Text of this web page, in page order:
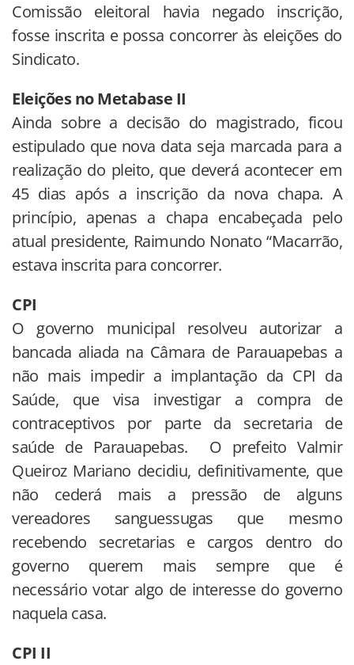
Comissão eleitoral havia negado inscrição,
fosse inscrita e possa concorrer às eleições do
Sindicato.
Eleições no Metabase II
Ainda sobre a decisão do magistrado, ficou
estipulado que nova data seja marcada para a
realização do pleito, que deverá acontecer em
45 dias após a inscrição da nova chapa. A
princípio, apenas a chapa encabeçada pelo
atual presidente, Raimundo Nonato “Macarrão,
estava inscrita para concorrer.
CPI
O governo municipal resolveu autorizar a
bancada aliada na Câmara de Parauapebas a
não mais impedir a implantação da CPI da
Saúde, que visa investigar a compra de
contraceptivos por parte da secretaria de
saúde de Parauapebas. O prefeito Valmir
Queiroz Mariano decidiu, definitivamente, que
não cederá mais a pressão de alguns
vereadores sanguessugas que mesmo
recebendo secretarias e cargos dentro do
governo querem mais sempre que é
necessário votar algo de interesse do governo
naquela casa.
CPI II